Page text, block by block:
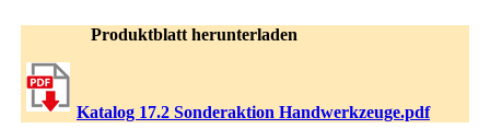
Produktblatt herunterladen
Katalog 17.2 Sonderaktion Handwerkzeuge.pdf